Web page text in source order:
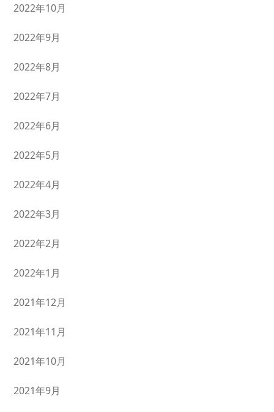
2022年10月
2022年9月
2022年8月
2022年7月
2022年6月
2022年5月
2022年4月
2022年3月
2022年2月
2022年1月
2021年12月
2021年11月
2021年10月
2021年9月